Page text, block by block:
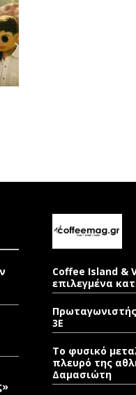
Coffee Island &
επιλεγμένα
3E
Το φυσικό
πλευρό της
Δαμασιώτη